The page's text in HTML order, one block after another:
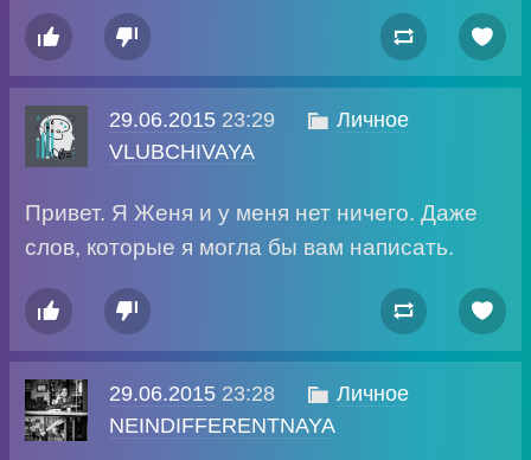
   
29.06.201523:29  Личное
VLUBCHIVAYA
Привет. Я Женя и у меня нет ничего. Даже
слов, которые я могла бы вам написать.
   
29.06.201523:28  Личное
NEINDIFFERENTNAYA